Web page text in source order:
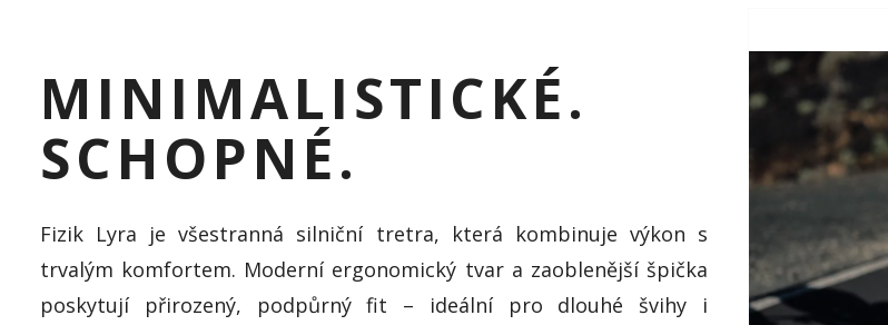
MINIMALISTICKÉ.
SCHOPNÉ.
Fizik Lyra je všestranná silniční tretra, která kombinuje výkon s
trvalým komfortem. Moderní ergonomický tvar a zaoblenější špička
poskytují přirozený, podpůrný fit – ideální pro dlouhé švihy i